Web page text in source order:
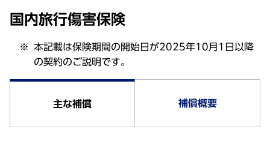
国内旅行傷害保険
本記載は保険期間の開始日が2025年10月1日以降
の契約のご説明です。
主な補償 補償概要